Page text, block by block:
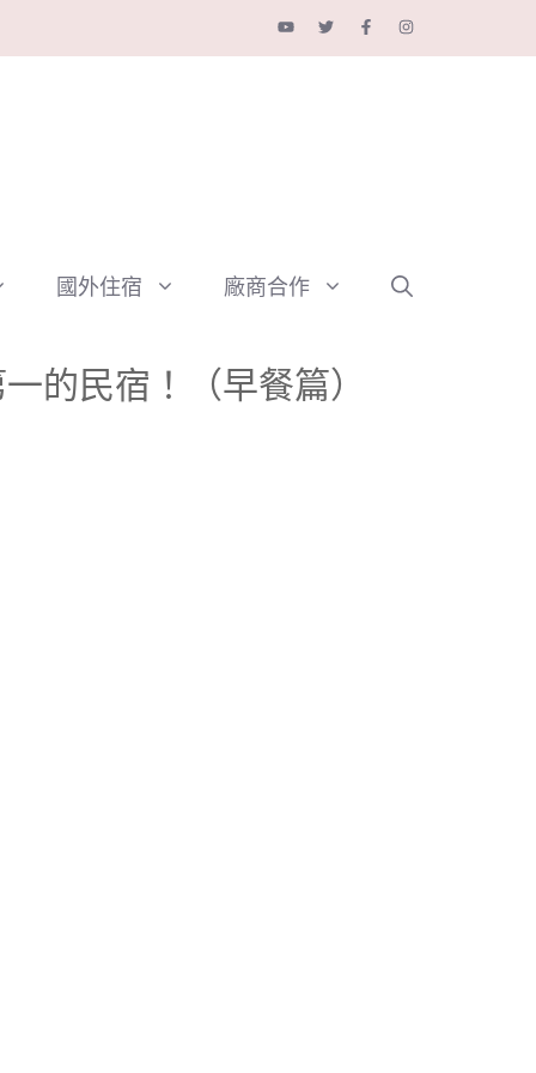
國外住宿 廠商合作
的民宿！（早餐篇）